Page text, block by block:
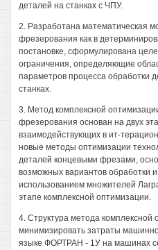
деталей на станках с ЧПУ.
2. Разработана математическая
фрезерования как в
постановке, сформулирована
ограничения, определяющие
параметров процесса обработки
станках.
3. Метод комплексной
фрезерования основан на двух
взаимодействующих в ит-
новые методы оптимизации
деталей концевыми фрезами,
возможных вариантов обработки
использованием множителей
этапе комплексной оптимизации.
4. Структура метода комплексной
минимизировать затраты
языке ФОРТРАН - 1У на машинах